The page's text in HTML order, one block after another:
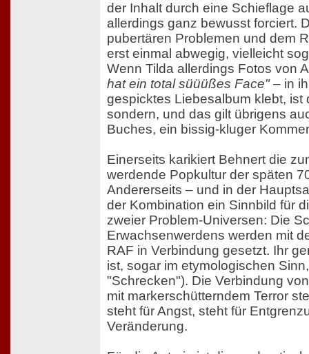
der Inhalt durch eine Schieflage
allerdings ganz bewusst forciert.
pubertären Problemen und dem
erst einmal abwegig, vielleicht
Wenn Tilda allerdings Fotos von
hat ein total süüüßes Face"– in
gespicktes Liebesalbum klebt, ist
sondern, und das gilt übrigens
Buches, ein bissig-kluger
Einerseits karikiert Behnert die
werdende Popkultur der späten
Andererseits – und in der
der Kombination ein Sinnbild für
zweier Problem-Universen: Die
Erwachsenwerdens werden mit
RAF in Verbindung gesetzt. Ihr
ist, sogar im etymologischen
"Schrecken"). Die Verbindung
mit markerschütterndem Terror
steht für Angst, steht für
Veränderung.